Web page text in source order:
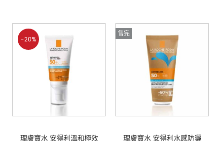
-20%
理膚寶水 安得利溫和極效
售完
理膚寶水 安得利水感防曬